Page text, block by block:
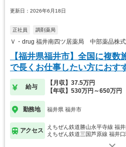
更新日：2026年6月18日
正社員 調剤薬局
Ｖ・drug 福井南四ツ居薬局 中部薬品株
【福井県福井市】全国に複
で長くお仕事したい方におす
給与
【月収】37.5万円
【年収】530万円～650万円
勤務地 福井県 福井市
アクセス
えちぜん鉄道勝山永平寺線 福
えちぜん鉄道三国芦原線 福井口